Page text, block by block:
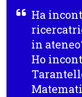
Ha
in
Ho